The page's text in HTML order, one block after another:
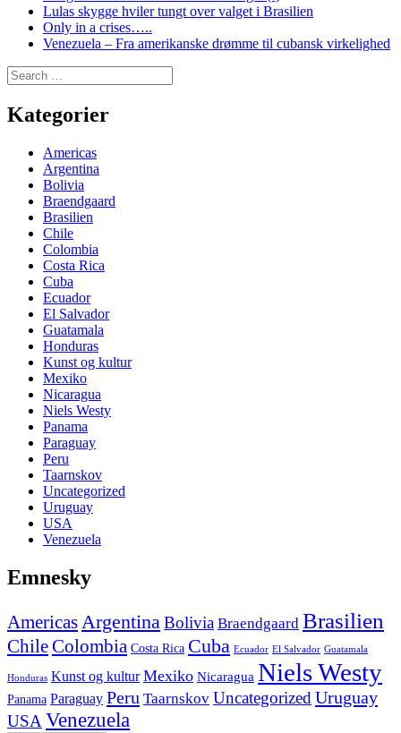
Lulas skygge hviler tungt over valget i Brasilien
Only in a crises…..
Venezuela – Fra amerikanske drømme til cubansk virkelighed
Search
for:
Kategorier
Americas
Argentina
Bolivia
Braendgaard
Brasilien
Chile
Colombia
Costa Rica
Cuba
Ecuador
El Salvador
Guatamala
Honduras
Kunst og kultur
Mexiko
Nicaragua
Niels Westy
Panama
Paraguay
Peru
Taarnskov
Uncategorized
Uruguay
USA
Venezuela
Emnesky
AmericasArgentinaBolivia Braendgaard Brasilien
ChileColombia Costa Rica Cuba Ecuador El Salvador Guatamala
Honduras Kunst og kultur Mexiko Nicaragua Niels Westy
Panama Paraguay Peru Taarnskov Uncategorized Uruguay
USA Venezuela